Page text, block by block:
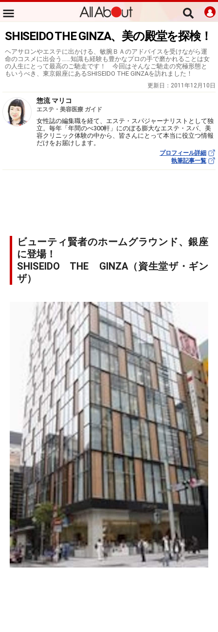
SHISEIDO THE GINZA、美の殿堂を探検！
ヘアサロンやエステに出かける、敏腕ＢＡのアドバイスを受けながら運
命のコスメに出会う……知識も経験も豊かなプロの手で磨かれることは女
の人生にとって最高のご馳走です！ 今回はそんなご馳走の究極形態と
もいうべき、東京銀座にあるSHISEIDO THE GINZAを訪れました！
更新日： 2011年12月10日
惣流 マリコ
エステ・美容医療 ガイド
女性誌の編集職を経て、エステ・スパジャーナリストとして独
立。毎年「年間のべ300軒」にのぼる膨大なエステ・スパ、美
容クリニック体験の中から、皆さんにとって本当に役立つ情報
だけをお届けします。
プロフィール詳細
執筆記事一覧
ビューティ賢者のホームグラウンド、銀座
に登場！
SHISEIDO THE GINZA（資生堂ザ・ギン
ザ）